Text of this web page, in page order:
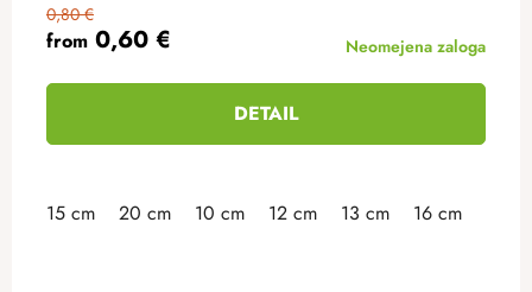
from 0,60 €
0,80 €
Neomejena zaloga
DETAIL
15 cm 20 cm 10 cm 12 cm 13 cm 16 cm